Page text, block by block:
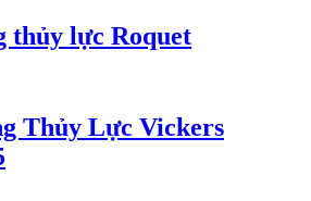
thủy lực Roquet
Thủy Lực Vickers